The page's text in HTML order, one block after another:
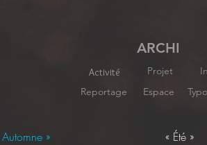
ARCHI
Activité Projet
Reportage Espace
Automne » « Été »